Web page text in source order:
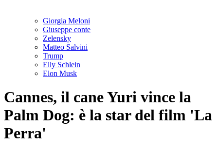
Giorgia Meloni
Giuseppe conte
Zelensky
Matteo Salvini
Trump
Elly Schlein
Elon Musk
Cannes, il cane Yuri vince la
Palm Dog: è la star del film 'La
Perra'